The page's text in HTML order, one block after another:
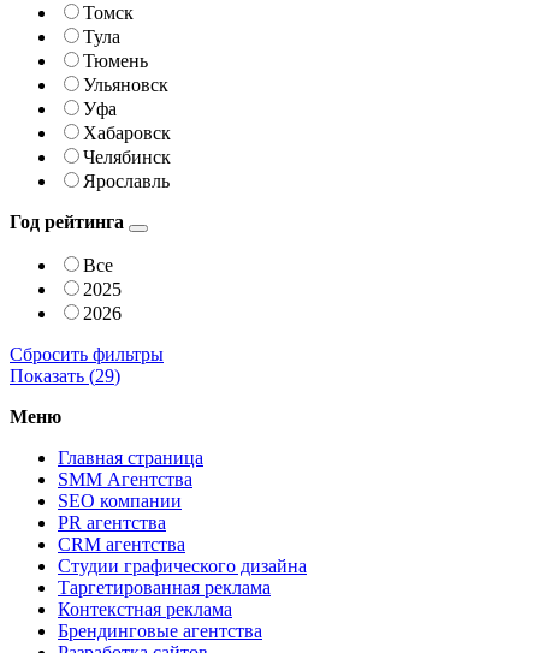
Томск
Тула
Тюмень
Ульяновск
Уфа
Хабаровск
Челябинск
Ярославль
Год рейтинга
Все
2025
2026
Сбросить фильтры
Показать (29)
Меню
Главная страница
SMM Агентства
SEO компании
PR агентства
CRM агентства
Студии графического дизайна
Таргетированная реклама
Контекстная реклама
Брендинговые агентства